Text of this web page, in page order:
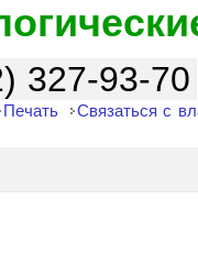
327-93-70
Печать Связаться с